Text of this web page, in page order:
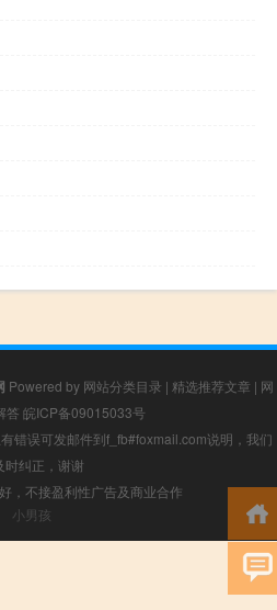
Powered by 网站分类目录 | 精选推荐文章 | 网
答 皖ICP备09015033号
错误可发邮件到f_fb#foxmail.com说明，我们
时纠正，谢谢
，不接盈利性广告及商业合作
小男孩